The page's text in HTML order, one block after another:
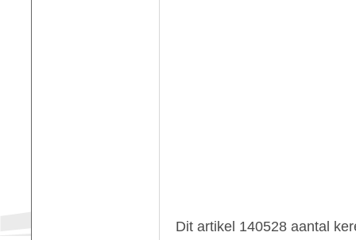
Dit artikel 140528 aantal